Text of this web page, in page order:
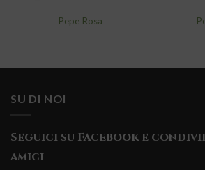
Pepe Rosa
SU DI NOI
Seguici su Facebook e
amici